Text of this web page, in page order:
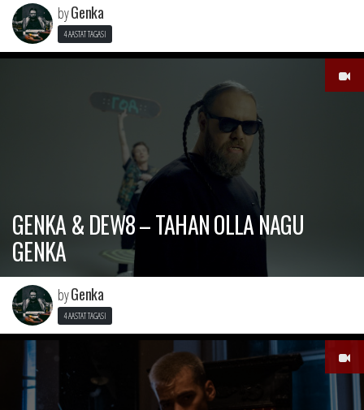
byGenka
4 AASTAT TAGASI
GENKA & DEW8 – TAHAN OLLA NAGU
GENKA
byGenka
4 AASTAT TAGASI